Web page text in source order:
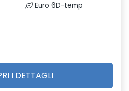
Euro 6D-temp
I DETTAGLI